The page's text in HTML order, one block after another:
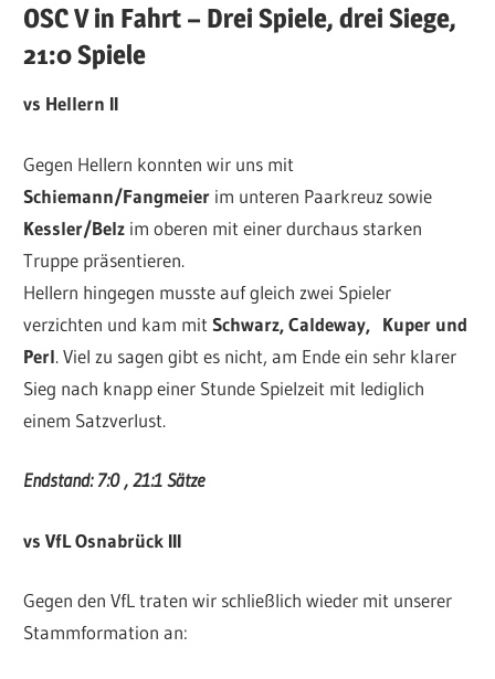
OSC V in Fahrt – Drei Spiele, drei Siege,
21:0 Spiele
vs Hellern II
Gegen Hellern konnten wir uns mit
Schiemann/Fangmeier im unteren Paarkreuz sowie
Kessler/Belz im oberen mit einer durchaus starken
Truppe präsentieren.
Hellern hingegen musste auf gleich zwei Spieler
verzichten und kam mitSchwarz, Caldeway, Kuper und
Perl. Viel zu sagen gibt es nicht, am Ende ein sehr klarer
Sieg nach knapp einer Stunde Spielzeit mit lediglich
einem Satzverlust.
Endstand: 7:0 , 21:1 Sätze
vs VfL Osnabrück III
Gegen den VfL traten wir schließlich wieder mit unserer
Stammformation an: